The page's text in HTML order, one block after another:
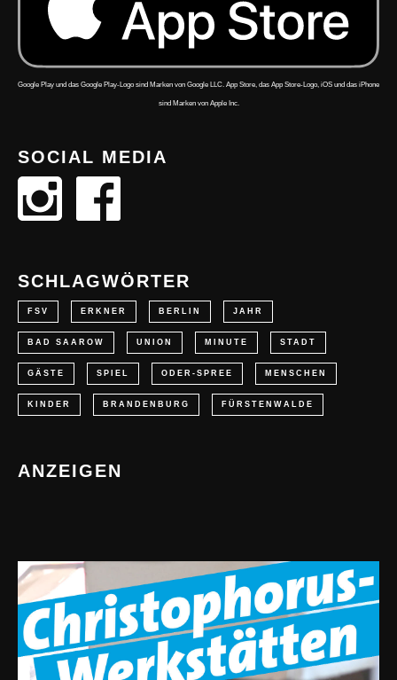
Google Play und das Google Play-Logo sind Marken von Google LLC. App Store, das App Store-Logo, iOS und das iPhone
sind Marken von Apple Inc.
SOCIAL MEDIA
SCHLAGWÖRTER
FSV ERKNER BERLIN JAHR
BAD SAAROW UNION MINUTE STADT
GÄSTE SPIEL ODER-SPREE MENSCHEN
KINDER BRANDENBURG FÜRSTENWALDE
ANZEIGEN